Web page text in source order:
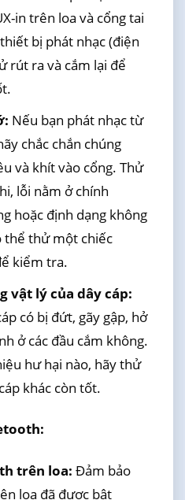
in trên loa và cổng tai
bị phát nhạc (điện
rút ra và cắm lại để
Nếu bạn phát nhạc từ
chắc chắn chúng
và khít vào cổng. Thử
lỗi nằm ở chính
hoặc định dạng không
thể thử một chiếc
kiểm tra.
vật lý của dây cáp:
có bị đứt, gãy gập, hở
ở các đầu cắm không.
hư hại nào, hãy thử
khác còn tốt.
trên loa: Đảm bảo
loa đã được bật